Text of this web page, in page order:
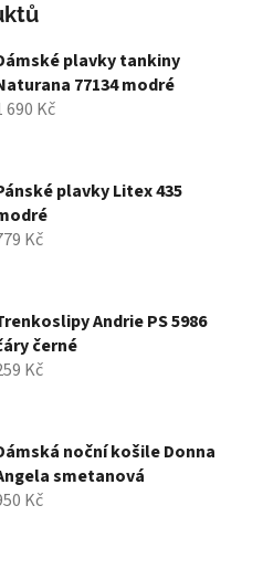
plavky tankiny
77134 modré
690 Kč
plavky Litex 435
Kč
Andrie PS 5986
černé
Kč
noční košile Donna
smetanová
Kč